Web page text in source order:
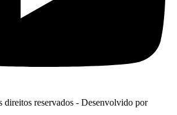
direitos reservados - Desenvolvido por